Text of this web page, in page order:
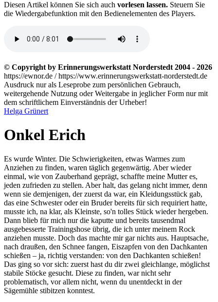
Diesen Artikel können Sie sich auch vorlesen lassen. Steuern Sie
die Wiedergabefunktion mit den Bedienelementen des Players.
© Copyright by Erinnerungswerkstatt Norderstedt 2004 - 2026
https://ewnor.de / https://www.erinnerungswerkstatt-norderstedt.de
Ausdruck nur als Leseprobe zum persönlichen Gebrauch,
weitergehende Nutzung oder Weitergabe in jeglicher Form nur mit
dem schriftlichem Einverständnis der Urheber!
Helga Grünert
Onkel Erich
Es wurde Winter. Die Schwierigkeiten, etwas Warmes zum
Anziehen zu finden, waren täglich gegenwärtig. Aber wieder
einmal, wie von Zauberhand geprägt, schaffte meine Mutter es,
jeden zufrieden zu stellen. Aber halt, das gelang nicht immer, denn
wenn sie demjenigen, der zuerst da war, ein Kleidungsstück gab,
das eine Schwester oder ein Bruder bereits für sich requiriert hatte,
musste ich, na klar, als Kleinste, so'n tolles Stück wieder hergeben.
Dann blieb für mich nur die kaputte und bereits tausendmal
ausgebesserte Trainingshose übrig, die ich unter meinem Rock
anziehen musste. Doch das machte mir gar nichts aus. Hauptsache,
nach draußen, den Schnee fangen, Eiszapfen von den Dachkanten
schießen – ja, richtig verstanden: von den Dachkanten schießen!
Das ging so vor sich: zuerst hast du dir zwei gleichlange, möglichst
stabile Stöcke gesucht. Diese zu finden, war nicht sehr
problematisch, vor allem nicht, wenn du unentdeckt in der
Sägemühle stibitzen konntest.